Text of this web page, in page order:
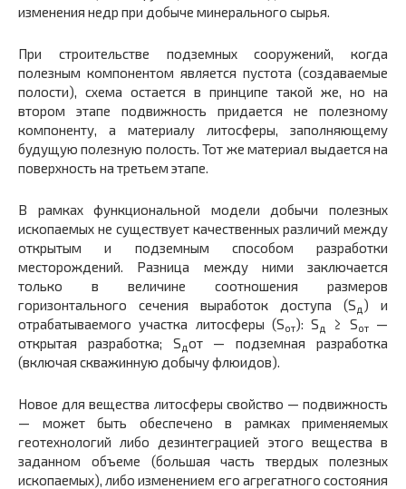
изменения недр при добыче минерального сырья.
При строительстве подземных сооружений, когда
полезным компонентом является пустота (создаваемые
полости), схема остается в принципе такой же, но на
втором этапе подвижность придается не полезному
компоненту, а материалу литосферы, заполняющему
будущую полезную полость. Тот же материал выдается на
поверхность на третьем этапе.
В рамках функциональной модели добычи полезных
ископаемых не существует качественных различий между
открытым и подземным способом разработки
месторождений. Разница между ними заключается
только в величине соотношения размеров
горизонтального сечения выработок доступа (Sд ) и
отрабатываемого участка литосферы (Sот): Sд ≥ Sот—
открытая разработка; Sдот — подземная разработка
(включая скважинную добычу флюидов).
Новое для вещества литосферы свойство — подвижность
— может быть обеспечено в рамках применяемых
геотехнологий либо дезинтеграцией этого вещества в
заданном объеме (большая часть твердых полезных
ископаемых), либо изменением его агрегатного состояния